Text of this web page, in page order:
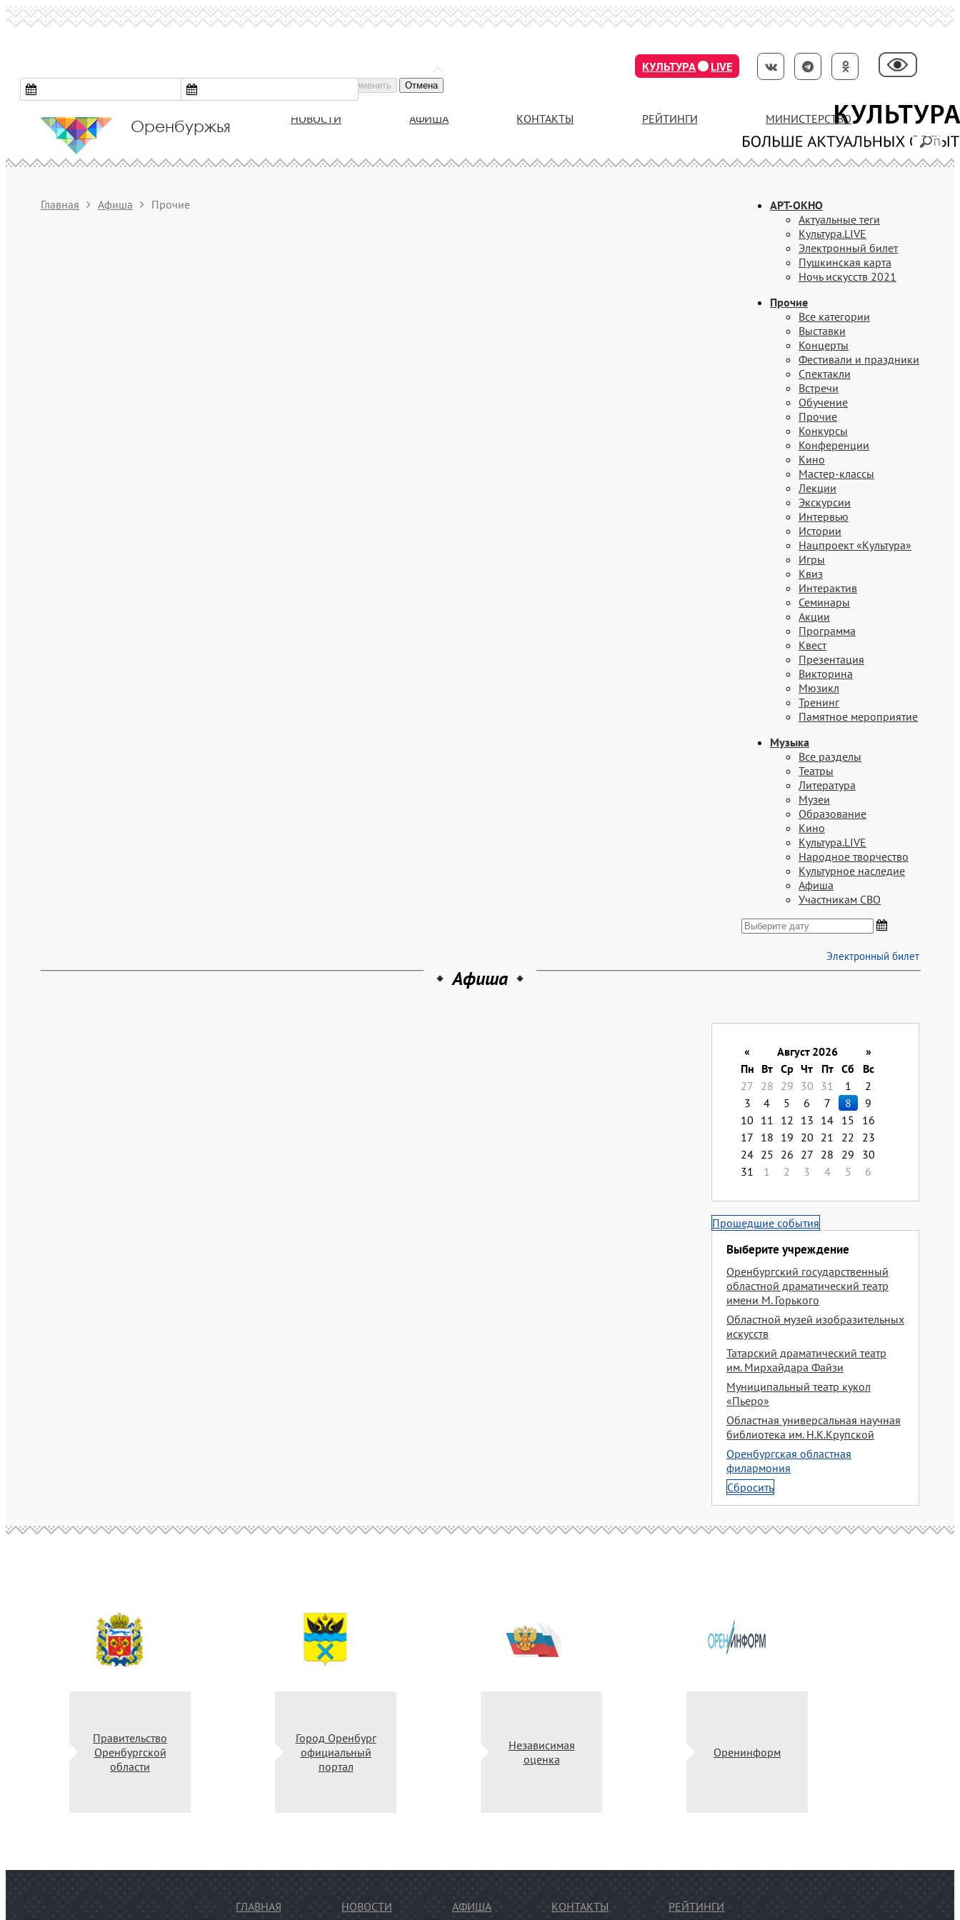
КУЛЬТУРА LIVE
Оренбуржья НОВОСТИ АФИША КОНТАКТЫ РЕЙТИНГИ МИНИСТЕРСТВО
Главная Афиша Прочие
АРТ-ОКНО
Актуальные теги
Культура.LIVE
Электронный билет
Пушкинская карта
Ночь искусств 2021
Прочие
Все категории
Выставки
Концерты
Фестивали и праздники
Спектакли
Встречи
Обучение
Прочие
Конкурсы
Конференции
Кино
Мастер-классы
Лекции
Экскурсии
Интервью
Истории
Нацпроект «Культура»
Игры
Квиз
Интерактив
Семинары
Акции
Программа
Квест
Презентация
Викторина
Мюзикл
Тренинг
Памятное мероприятие
Музыка
Все разделы
Театры
Литература
Музеи
Образование
Кино
Культура.LIVE
Народное творчество
Культурное наследие
Aфиша
Участникам СВО
Электронный билет
Афиша
« Август 2026
»
Пн Вт Ср Чт Пт Сб
Вс
27 28 29 30 31 1
2
3
4 5 6 7 8
9
10 11 12 13 14 15
16
17 18 19 20 21 22
23
24 25 26 27 28 29
30
31
1 2 3 4 5 6
Прошедшие события
Выберите учреждение
Оренбургский государственный
областной драматический театр
имени М. Горького
Областной музей изобразительных
искусств
Татарский драматический театр
им. Мирхайдара Файзи
Муниципальный театр кукол
«Пьеро»
Областная универсальная научная
библиотека им. Н.К.Крупской
Оренбургская областная
филармония
Сбросить
Правительство
Оренбургской
области
Город Оренбург
официальный
портал
Независимая
оценка
Оренинформ
ГЛАВНАЯ НОВОСТИ АФИША КОНТАКТЫ РЕЙТИНГИ
Применить Отмена